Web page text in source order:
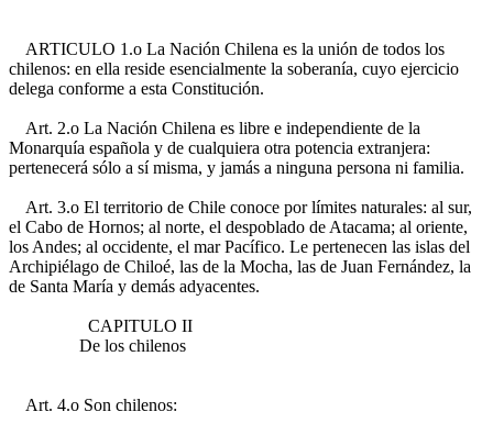
ARTICULO 1.o La Nación Chilena es la unión de todos los
chilenos: en ella reside esencialmente la soberanía, cuyo ejercicio
delega conforme a esta Constitución.
Art. 2.o La Nación Chilena es libre e independiente de la
Monarquía española y de cualquiera otra potencia extranjera:
pertenecerá sólo a sí misma, y jamás a ninguna persona ni familia.
Art. 3.o El territorio de Chile conoce por límites naturales: al sur,
el Cabo de Hornos; al norte, el despoblado de Atacama; al oriente,
los Andes; al occidente, el mar Pacífico. Le pertenecen las islas del
Archipiélago de Chiloé, las de la Mocha, las de Juan Fernández, la
de Santa María y demás adyacentes.
CAPITULO II
De los chilenos
Art. 4.o Son chilenos: